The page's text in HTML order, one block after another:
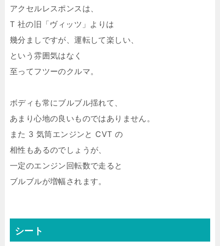
アクセルレスポンスは、
T 社の旧「ヴィッツ」よりは
幾分ましですが、運転して楽しい、
という雰囲気はなく
至ってフツーのクルマ。
ボディも常にブルブル揺れて、
あまり心地の良いものではありません。
また 3 気筒エンジンと CVT の
相性もあるのでしょうが、
一定のエンジン回転数で走ると
ブルブルが増幅されます。
シート